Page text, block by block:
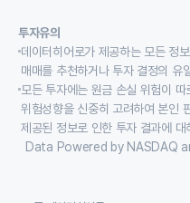
투자유의
데이터히어로가 제공하는 모든 정
매매를 추천하거나 투자 결정의 유
모든 투자에는 원금 손실 위험이
위험성향을 신중히 고려하여 본인
제공된 정보로 인한 투자 결과에
Data Powered by NASDAQ